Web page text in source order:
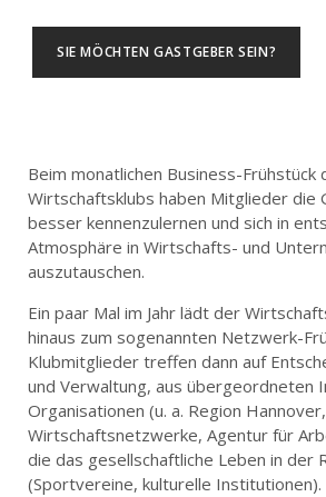
SIE MÖCHTEN GASTGEBER SEIN?
Beim monatlichen Business-Frühstück
Wirtschaftsklubs haben Mitglieder die
besser kennenzulernen und sich in
Atmosphäre in Wirtschafts- und
auszutauschen.
Ein paar Mal im Jahr lädt der
hinaus zum sogenannten Netzwerk-
Klubmitglieder treffen dann auf
und Verwaltung, aus übergeordneten
Organisationen (u. a. Region
Wirtschaftsnetzwerke, Agentur für
die das gesellschaftliche Leben in der
(Sportvereine, kulturelle Institutionen).